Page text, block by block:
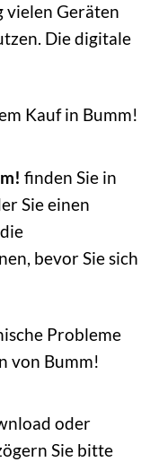
vielen Geräten
Die digitale
Kauf in Bumm!
finden Sie in
Sie einen
bevor Sie sich
Probleme
von Bumm!
oder
Sie bitte